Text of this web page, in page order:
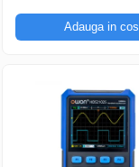
Adauga in cos